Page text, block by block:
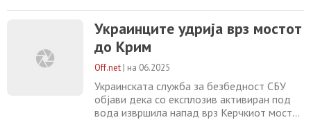
столбови на стратешки важниот мост, кој
ја поврзува Русија со анектираниот
полуостров Крим, клучен за снабувањето
на руските сили на истокот на Украина.
Руските власти кажаа
Украинците удрија врз мостот
до Крим
Off.net | на 06.2025
Украинската служба за безбедност СБУ
објави дека со експлозив активиран под
вода извршила напад врз Керчкиот мост